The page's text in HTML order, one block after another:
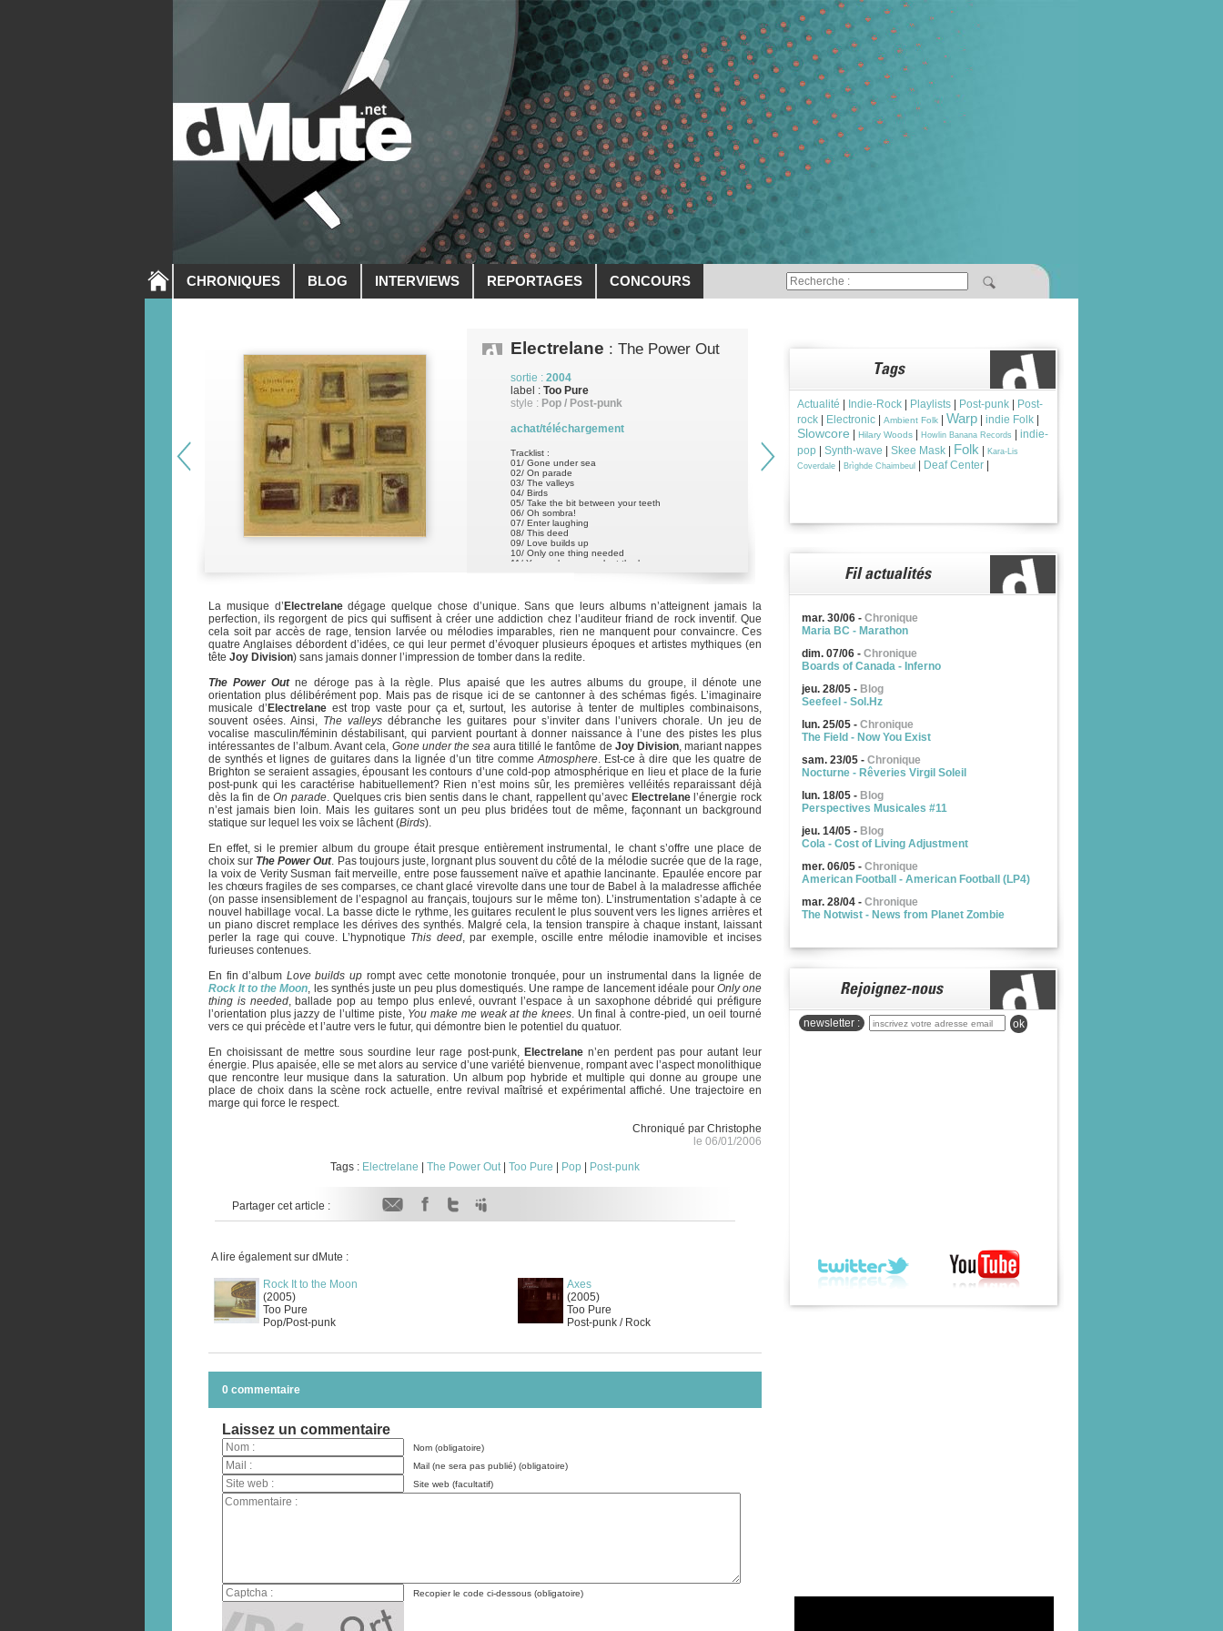
CHRONIQUES BLOG INTERVIEWS REPORTAGES CONCOURS
Electrelane : The Power Out
sortie : 2004
label : Too Pure
style : Pop / Post-punk
achat/téléchargement
Tracklist :
01/ Gone under sea
02/ On parade
03/ The valleys
04/ Birds
05/ Take the bit between your teeth
06/ Oh sombra!
07/ Enter laughing
08/ This deed
09/ Love builds up
10/ Only one thing needed
11/ You make me weak at the knees
La musique d’ Electrelanedégage quelque chose d’unique. Sans que leurs albums n’atteignent jamais la
perfection, ils regorgent de pics qui suffisent à créer une addiction chez l’auditeur friand de rock inventif. Que
cela soit par accès de rage, tension larvée ou mélodies imparables, rien ne manquent pour convaincre. Ces
quatre Anglaises débordent d’idées, ce qui leur permet d’évoquer plusieurs époques et artistes mythiques (en
tête Joy Division) sans jamais donner l’impression de tomber dans la redite.
The Power Outne déroge pas à la règle. Plus apaisé que les autres albums du groupe, il dénote une
orientation plus délibérément pop. Mais pas de risque ici de se cantonner à des schémas figés. L’imaginaire
musicale d’ Electrelaneest trop vaste pour ça et, surtout, les autorise à tenter de multiples combinaisons,
souvent osées. Ainsi, The valleys débranche les guitares pour s’inviter dans l’univers chorale. Un jeu de
vocalise masculin/féminin déstabilisant, qui parvient pourtant à donner naissance à l’une des pistes les plus
intéressantes de l’album. Avant cela, Gone under the seaaura titillé le fantôme de Joy Division, mariant nappes
de synthés et lignes de guitares dans la lignée d’un titre commeAtmosphere. Est-ce à dire que les quatre de
Brighton se seraient assagies, épousant les contours d’une cold-pop atmosphérique en lieu et place de la furie
post-punk qui les caractérise habituellement? Rien n’est moins sûr, les premières velléités reparaissant déjà
dès la fin deOn parade. Quelques cris bien sentis dans le chant, rappellent qu’avec Electrelanel’énergie rock
n’est jamais bien loin. Mais les guitares sont un peu plus bridées tout de même, façonnant un background
statique sur lequel les voix se lâchent (Birds).
En effet, si le premier album du groupe était presque entièrement instrumental, le chant s’offre une place de
choix sur The Power Out. Pas toujours juste, lorgnant plus souvent du côté de la mélodie sucrée que de la rage,
la voix de Verity Susman fait merveille, entre pose faussement naïve et apathie lancinante. Epaulée encore par
les chœurs fragiles de ses comparses, ce chant glacé virevolte dans une tour de Babel à la maladresse affichée
(on passe insensiblement de l’espagnol au français, toujours sur le même ton). L’instrumentation s’adapte à ce
nouvel habillage vocal. La basse dicte le rythme, les guitares reculent le plus souvent vers les lignes arrières et
un piano discret remplace les dérives des synthés. Malgré cela, la tension transpire à chaque instant, laissant
perler la rage qui couve. L’hypnotique This deed, par exemple, oscille entre mélodie inamovible et incises
furieuses contenues.
En fin d’album Love builds uprompt avec cette monotonie tronquée, pour un instrumental dans la lignée de
Rock It to the Moon, les synthés juste un peu plus domestiqués. Une rampe de lancement idéale pour Only one
thing is needed, ballade pop au tempo plus enlevé, ouvrant l’espace à un saxophone débridé qui préfigure
l’orientation plus jazzy de l’ultime piste, You make me weak at the knees. Un final à contre-pied, un oeil tourné
vers ce qui précède et l’autre vers le futur, qui démontre bien le potentiel du quatuor.
En choisissant de mettre sous sourdine leur rage post-punk, Electrelanen’en perdent pas pour autant leur
énergie. Plus apaisée, elle se met alors au service d’une variété bienvenue, rompant avec l’aspect monolithique
que rencontre leur musique dans la saturation. Un album pop hybride et multiple qui donne au groupe une
place de choix dans la scène rock actuelle, entre revival maîtrisé et expérimental affiché. Une trajectoire en
marge qui force le respect.
Chroniqué par Christophe
le 06/01/2006
Tags : Electrelane The Power Out| Too Pure Pop Post-punk
Partager cet article :
A lire également sur dMute :
Rock It to the Moon
(2005)
Too Pure
Pop/Post-punk
Axes
(2005)
Too Pure
Post-punk / Rock
0 commentaire
Laissez un commentaire
Nom (obligatoire)
Mail (ne sera pas publié) (obligatoire)
Site web (facultatif)
Recopier le code ci-dessous (obligatoire)
Actualité Indie-Rock Playlists Post-punk
Post-
rock
Electronic Ambient Folk Warp indie Folk
Slowcore Hilary Woods Howlin Banana Records
indie-
pop
Synth-wave Skee Mask Folk
Kara-Lis
Coverdale
Brìghde Chaimbeul Deaf Center
mar. 30/06 - Chronique
Maria BC - Marathon
dim. 07/06 - Chronique
Boards of Canada - Inferno
jeu. 28/05 - Blog
Seefeel - Sol.Hz
lun. 25/05 - Chronique
The Field - Now You Exist
sam. 23/05 - Chronique
Nocturne - Rêveries Virgil Soleil
lun. 18/05 - Blog
Perspectives Musicales #11
jeu. 14/05 - Blog
Cola - Cost of Living Adjustment
mer. 06/05 - Chronique
American Football - American Football (LP4)
mar. 28/04 - Chronique
The Notwist - News from Planet Zombie
newsletter : ok